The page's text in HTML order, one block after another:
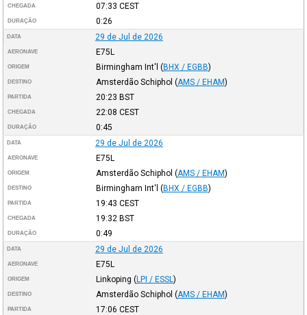
CHEGADA 07:33 CEST
DURAÇÃO 0:26
DATA 29 de Jul de 2026
AERONAVE E75L
ORIGEM Birmingham Int'l (BHX / EGBB)
DESTINO Amsterdão Schiphol (AMS / EHAM)
PARTIDA 20:23 BST
CHEGADA 22:08 CEST
DURAÇÃO 0:45
DATA 29 de Jul de 2026
AERONAVE E75L
ORIGEM Amsterdão Schiphol (AMS / EHAM)
DESTINO Birmingham Int'l (BHX / EGBB)
PARTIDA 19:43 CEST
CHEGADA 19:32 BST
DURAÇÃO 0:49
DATA 29 de Jul de 2026
AERONAVE E75L
ORIGEM Linkoping (LPI / ESSL )
DESTINO Amsterdão Schiphol (AMS / EHAM)
PARTIDA 17:06 CEST